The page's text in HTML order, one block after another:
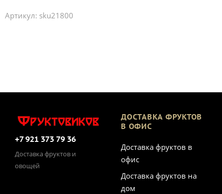
Артикул: sku21800
+7 921 373 79 36
Доставка фруктов и
овощей
ДОСТАВКА ФРУКТОВ
В ОФИС
Доставка фруктов в
офис
Доставка фруктов на
дом